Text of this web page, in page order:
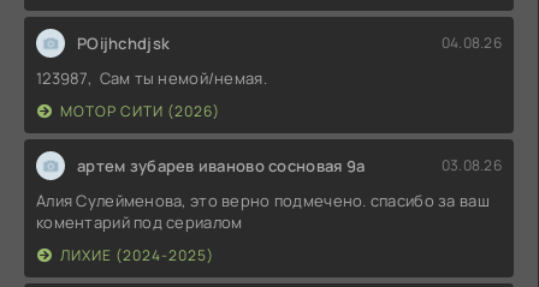
POijhchdjsk 04.08.26
123987, Сам ты немой/немая.
МОТОР СИТИ (2026)
артем зубарев иваново сосновая 9а 03.08.26
Алия Сулейменова, это верно подмечено. спасибо за ваш
коментарий под сериалом
ЛИХИЕ (2024-2025)